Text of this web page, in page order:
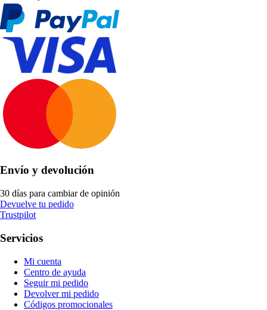
Envío y devolución
30 días para cambiar de opinión
Devuelve tu pedido
Trustpilot
Servicios
Mi cuenta
Centro de ayuda
Seguir mi pedido
Devolver mi pedido
Códigos promocionales